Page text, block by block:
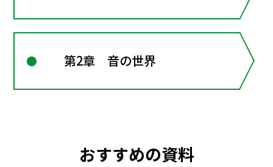
第2章 音の世界
おすすめの資料